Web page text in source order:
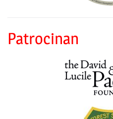
Patrocinan